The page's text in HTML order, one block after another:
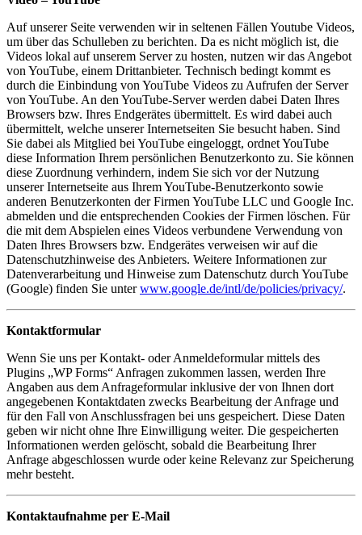
Auf unserer Seite verwenden wir in seltenen Fällen Youtube Videos,
um über das Schulleben zu berichten. Da es nicht möglich ist, die
Videos lokal auf unserem Server zu hosten, nutzen wir das Angebot
von YouTube, einem Drittanbieter. Technisch bedingt kommt es
durch die Einbindung von YouTube Videos zu Aufrufen der Server
von YouTube. An den YouTube-Server werden dabei Daten Ihres
Browsers bzw. Ihres Endgerätes übermittelt. Es wird dabei auch
übermittelt, welche unserer Internetseiten Sie besucht haben. Sind
Sie dabei als Mitglied bei YouTube eingeloggt, ordnet YouTube
diese Information Ihrem persönlichen Benutzerkonto zu. Sie können
diese Zuordnung verhindern, indem Sie sich vor der Nutzung
unserer Internetseite aus Ihrem YouTube-Benutzerkonto sowie
anderen Benutzerkonten der Firmen YouTube LLC und Google Inc.
abmelden und die entsprechenden Cookies der Firmen löschen. Für
die mit dem Abspielen eines Videos verbundene Verwendung von
Daten Ihres Browsers bzw. Endgerätes verweisen wir auf die
Datenschutzhinweise des Anbieters. Weitere Informationen zur
Datenverarbeitung und Hinweise zum Datenschutz durch YouTube
(Google) finden Sie unterwww.google.de/intl/de/policies/privacy/.
Kontaktformular
Wenn Sie uns per Kontakt- oder Anmeldeformular mittels des
Plugins „WP Forms“ Anfragen zukommen lassen, werden Ihre
Angaben aus dem Anfrageformular inklusive der von Ihnen dort
angegebenen Kontaktdaten zwecks Bearbeitung der Anfrage und
für den Fall von Anschlussfragen bei uns gespeichert. Diese Daten
geben wir nicht ohne Ihre Einwilligung weiter. Die gespeicherten
Informationen werden gelöscht, sobald die Bearbeitung Ihrer
Anfrage abgeschlossen wurde oder keine Relevanz zur Speicherung
mehr besteht.
Kontaktaufnahme per E-Mail